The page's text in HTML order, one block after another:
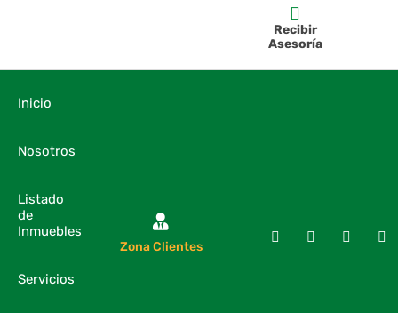
Recibir
Asesoría
Inicio
Nosotros
Listado
de
Inmuebles
Servicios
Zona Clientes